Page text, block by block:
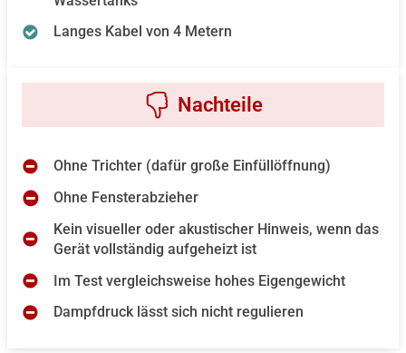
Langes Kabel von 4 Metern
Ohne Trichter (dafür große Einfüllöffnung)
Ohne Fensterabzieher
Kein visueller oder akustischer Hinweis, wenn das
Gerät vollständig aufgeheizt ist
Im Test vergleichsweise hohes Eigengewicht
Dampfdruck lässt sich nicht regulieren